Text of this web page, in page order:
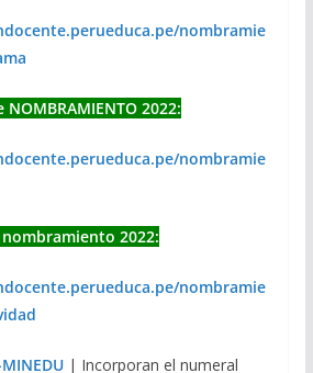
nombramie
2022:
nombramie
2022:
nombramie
| Incorporan el numeral